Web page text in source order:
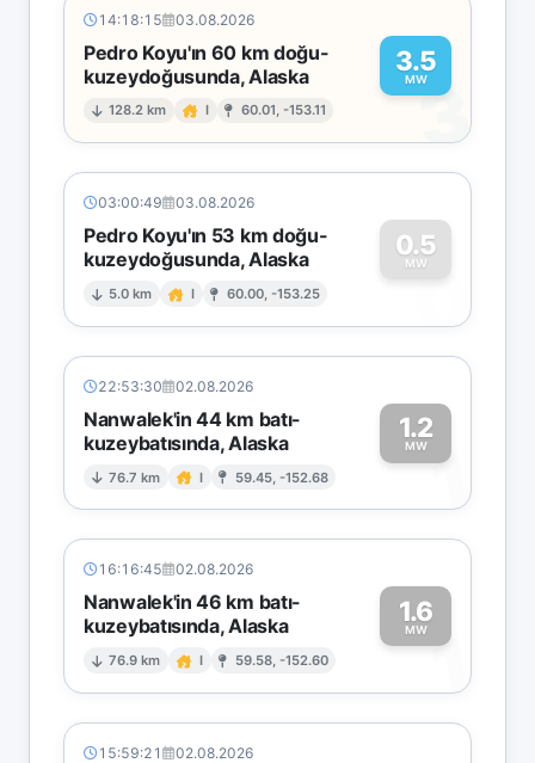
14:18:15 03.08.2026
Pedro Koyu'ın 60 km doğu-
kuzeydoğusunda, Alaska
128.2 km I 60.01, -153.11
3.5
MW
3
03:00:49 03.08.2026
Pedro Koyu'ın 53 km doğu-
kuzeydoğusunda, Alaska
5.0 km I 60.00, -153.25
0.5
MW
0
22:53:30 02.08.2026
Nanwalek'in 44 km batı-
kuzeybatısında, Alaska
76.7 km I 59.45, -152.68
1.2
MW1
16:16:45 02.08.2026
Nanwalek'in 46 km batı-
kuzeybatısında, Alaska
76.9 km I 59.58, -152.60
1.6
MW1
15:59:21 02.08.2026